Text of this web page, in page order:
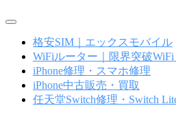
メ
格安SIM｜エックスモバイル
WiFiルーター｜限界突破
iPhone修理・スマホ修理
iPhone中古販売・買取
任天堂Switch修理・Switch